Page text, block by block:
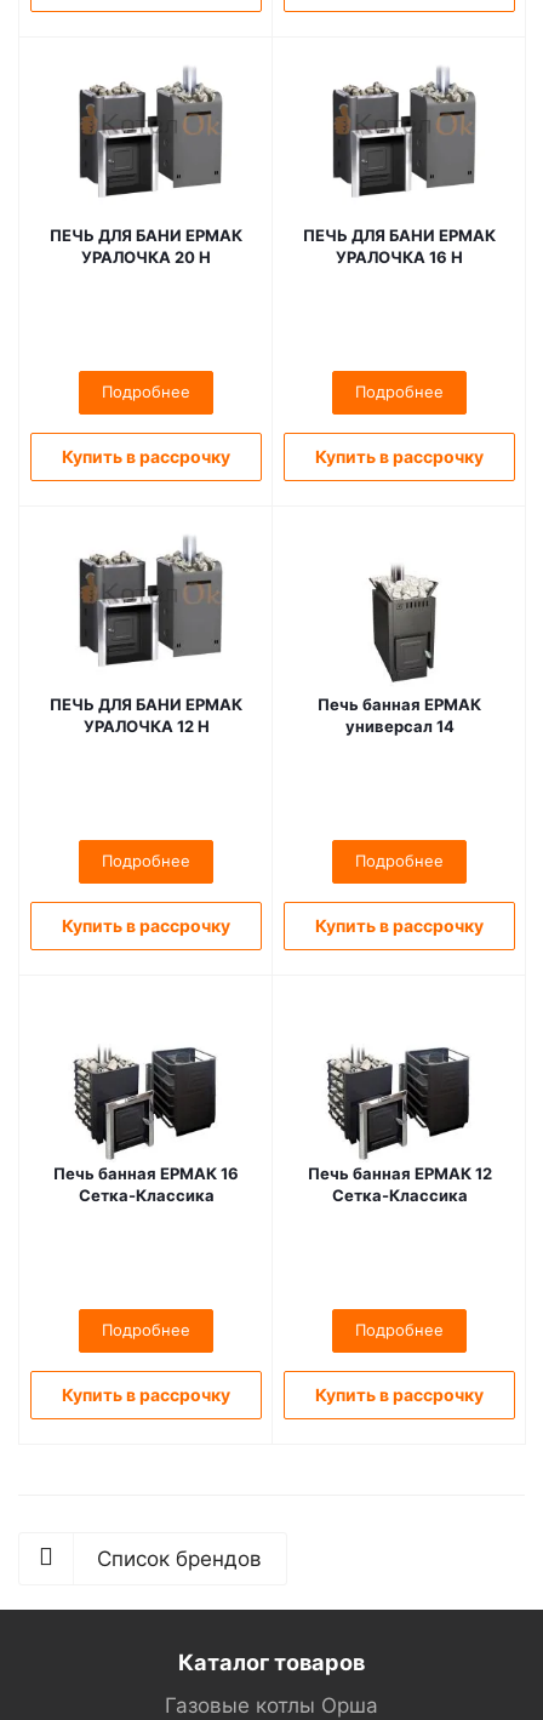
ПЕЧЬ ДЛЯ БАНИ ЕРМАК
УРАЛОЧКА 20 Н
Подробнее
Купить в рассрочку
ПЕЧЬ ДЛЯ БАНИ ЕРМАК
УРАЛОЧКА 16 Н
Подробнее
Купить в рассрочку
ПЕЧЬ ДЛЯ БАНИ ЕРМАК
УРАЛОЧКА 12 Н
Подробнее
Купить в рассрочку
Печь банная ЕРМАК
универсал 14
Подробнее
Купить в рассрочку
Печь банная ЕРМАК 16
Сетка-Классика
Подробнее
Купить в рассрочку
Печь банная ЕРМАК 12
Сетка-Классика
Подробнее
Купить в рассрочку
Список брендов
Каталог товаров
Газовые котлы Орша